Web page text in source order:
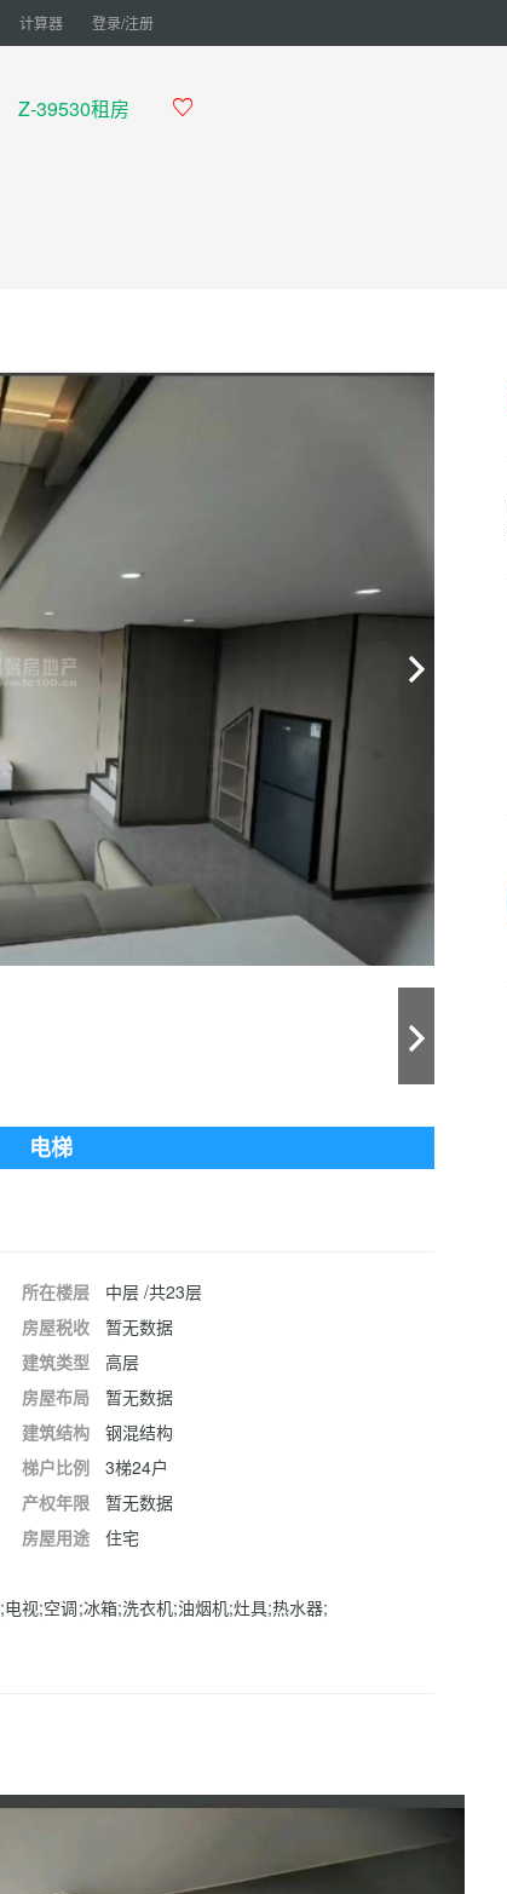
计算器 登录/注册
Z-39530租房 
电梯
所在楼层
中层 /共23层
房屋税收
暂无数据
建筑类型
高层
房屋布局
暂无数据
建筑结构
钢混结构
梯户比例
3梯24户
产权年限
暂无数据
房屋用途
住宅
视;空调;冰箱;洗衣机;油烟机;灶具;热水器;